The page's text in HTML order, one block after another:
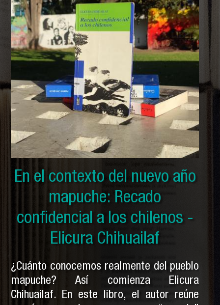
En el contexto del nuevo año
mapuche: Recado
confidencial a los chilenos -
Elicura Chihuailaf
¿Cuánto conocemos realmente del pueblo
mapuche? Así comienza Elicura
Chihuailaf. En este libro, el autor reúne
En el contexto del nuevo año
mapuche: Solo por ser indios
y otras crónicas mapuches -
Pedro Cayuqueo
En el contexto del nuevo año
mapuche: Historia secreta
mapuche - Pedro Cayuqueo